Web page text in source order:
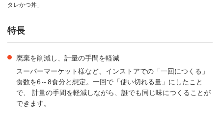
タレかつ丼」
特長
廃棄を削減し、計量の手間を軽減
スーパーマーケット様など、インストアでの「一回につくる」
食数を6～8食分と想定。一回で「使い切れる量」にしたこと
で、 計量の手間を軽減しながら、誰でも同じ味につくることが
できます。